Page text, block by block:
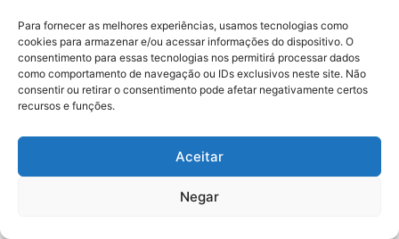
Para fornecer as melhores experiências, usamos tecnologias como
cookies para armazenar e/ou acessar informações do dispositivo. O
consentimento para essas tecnologias nos permitirá processar dados
como comportamento de navegação ou IDs exclusivos neste site. Não
consentir ou retirar o consentimento pode afetar negativamente certos
recursos e funções.
Aceitar
Negar